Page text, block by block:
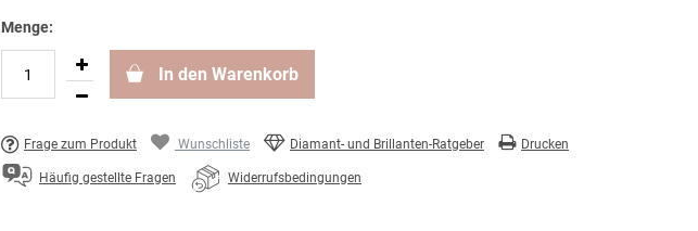
Menge:
In den Warenkorb
Frage zum Produkt Wunschliste Diamant- und Brillanten-Ratgeber Drucken
Häufig gestellte Fragen Widerrufsbedingungen